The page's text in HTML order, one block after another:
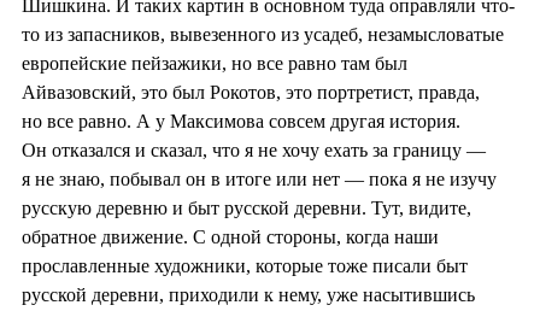
Шишкина. И таких картин в основном туда оправляли что-
то из запасников, вывезенного из усадеб, незамысловатые
европейские пейзажики, но все равно там был
Айвазовский, это был Рокотов, это портретист, правда,
но все равно. А у Максимова совсем другая история.
Он отказался и сказал, что я не хочу ехать за границу —
я не знаю, побывал он в итоге или нет — пока я не изучу
русскую деревню и быт русской деревни. Тут, видите,
обратное движение. С одной стороны, когда наши
прославленные художники, которые тоже писали быт
русской деревни, приходили к нему, уже насытившись